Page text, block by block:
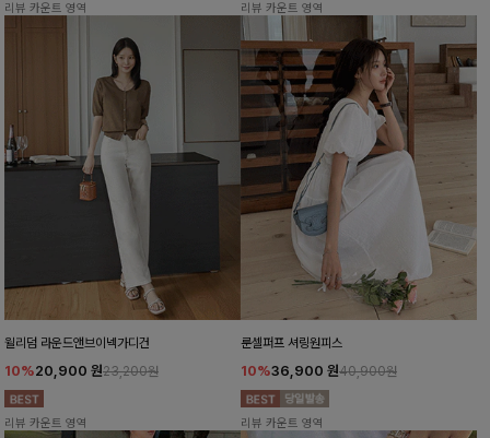
리뷰 카운트 영역 리뷰 카운트 영역
윌리덤 라운드앤브이넥가디건
10%20,900 원23,200원
리뷰 카운트 영역
룬셀퍼프 셔링원피스
10%36,900 원40,900원
리뷰 카운트 영역